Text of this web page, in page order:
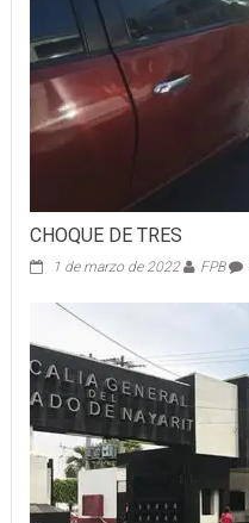
CHOQUE DE TRES
1 de marzo de 2022 FPB